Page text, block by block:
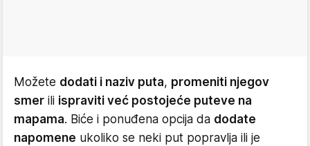
Možete dodati i naziv puta, promeniti njegov
smer ili ispraviti već postojeće puteve na
mapama. Biće i ponuđena opcija da dodate
napomene ukoliko se neki put popravlja ili je